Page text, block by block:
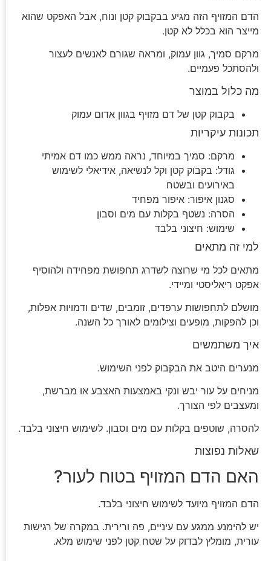
הדם המזויף הזה מגיע בבקבוק קטן ונוח, אבל האפקט שהוא
מייצר הוא בכלל לא קטן.
מרקם סמיך, גוון עמוק, ומראה שגורם לאנשים לעצור
ולהסתכל פעמיים.
מה כלול במוצר
בקבוק קטן של דם מזויף בגוון אדום עמוק
תכונות עיקריות
מרקם: סמיך במיוחד, נראה ממש כמו דם אמיתי
גודל: בקבוק קטן וקל לנשיאה, אידיאלי לשימוש
באירועים ובשטח
סגנון איפור: איפור מפחיד
הסרה: נשטף בקלות עם מים וסבון
שימוש: חיצוני בלבד
למי זה מתאים
מתאים לכל מי שרוצה לשדרג תחפושת מפחידה ולהוסיף
אפקט ריאליסטי ומיידי.
מושלם לתחפושות ערפדים, זומבים, שדים ודמויות אפלות,
וכן להפקות, מופעים וצילומים לאורך כל השנה.
איך משתמשים
מנערים היטב את הבקבוק לפני השימוש.
מניחים על עור יבש ונקי באמצעות האצבע או מברשת,
ומעצבים לפי הצורך.
להסרה, שוטפים בקלות עם מים וסבון. לשימוש חיצוני בלבד.
שאלות נפוצות
האם הדם המזויף בטוח לעור?
הדם המזויף מיועד לשימוש חיצוני בלבד.
יש להימנע ממגע עם עיניים, פה ורירית. במקרה של רגישות
עורית, מומלץ לבדוק על שטח קטן לפני שימוש מלא.